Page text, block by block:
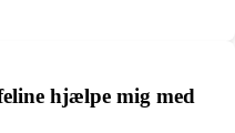
hjælpe mig med